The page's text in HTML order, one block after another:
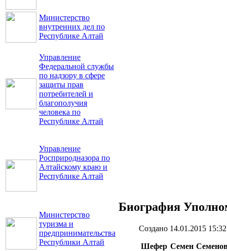
Министерство
внутренних дел по
Республике Алтай
Управление
Федеральной службы
по надзору в сфере
защиты прав
потребителей и
благополучия
человека по
Республике Алтай
Управление
Росприродназора по
Алтайскому краю и
Республике Алтай
Министерство
туризма и
предпринимательства
Республики Алтай
Биография
Создано 14.01.2015 15:32
Шефер Семен